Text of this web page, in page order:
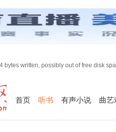
bytes written, possibly out of free disk
首页 听书 有声小说 曲艺